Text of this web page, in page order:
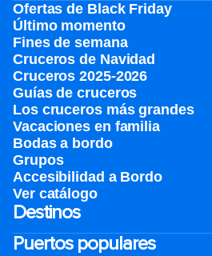
Ofertas de Black Friday
Último momento
Fines de semana
Cruceros de Navidad
Cruceros 2025-2026
Guías de cruceros
Los cruceros más grandes
Vacaciones en familia
Bodas a bordo
Grupos
Accesibilidad a Bordo
Ver catálogo
Destinos
Puertos populares